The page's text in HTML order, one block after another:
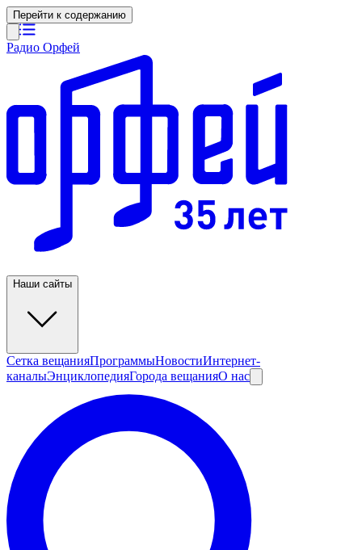
Перейти к содержанию
Радио Орфей
Наши сайты
Сетка вещанияПрограммыНовостиИнтернет-
каналыЭнциклопедияГорода вещанияО нас